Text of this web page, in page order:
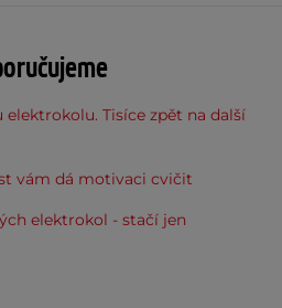
elektrokolu. Tisíce zpět na další
vám dá motivaci cvičit
elektrokol - stačí jen